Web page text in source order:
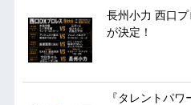
長州小力 西口
が決定！
『タレントパ